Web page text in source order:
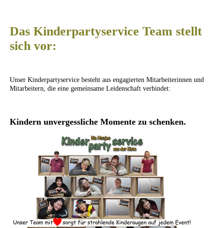
Das Kinderpartyservice Team stellt
sich vor:
Unser Kinderpartyservice besteht aus engagierten Mitarbeiterinnen und
Mitarbeitern, die eine gemeinsame Leidenschaft verbindet:
Kindern unvergessliche Momente zu schenken.